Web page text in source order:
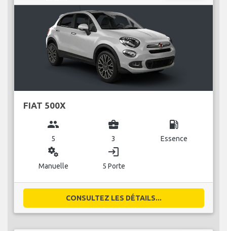
FIAT 500X
group
5
business_center
3
local_gas_station
Essence
miscellaneous_services
Manuelle
login
5 Porte
CONSULTEZ LES DÉTAILS...